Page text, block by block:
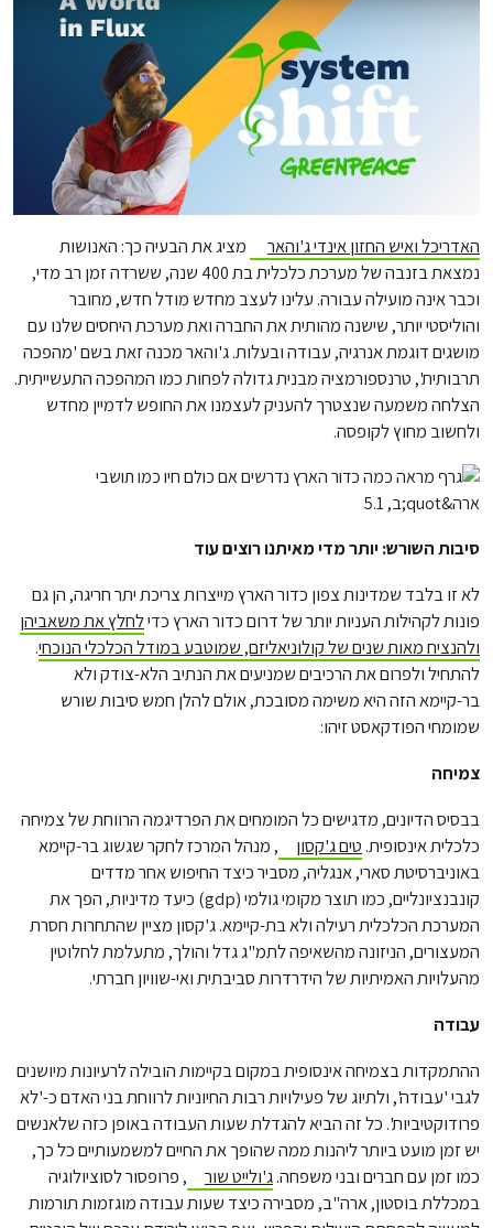
האדריכל ואיש החזון אינדי ג'והאר
מציג את הבעיה כך: האנושות
נמצאת בזנבה של מערכת כלכלית בת 400 שנה, ששרדה זמן רב מדי,
וכבר אינה מועילה עבורה. עלינו לעצב מחדש מודל חדש, מחובר
והוליסטי יותר, שישנה מהותית את החברה ואת מערכת היחסים שלנו עם
מושגים דוגמת אנרגיה, עבודה ובעלות. ג'והאר מכנה זאת בשם 'מהפכה
תרבותית', טרנספורמציה מבנית גדולה לפחות כמו המהפכה התעשייתית.
הצלחה משמעה שנצטרך להעניק לעצמנו את החופש לדמיין מחדש
ולחשוב מחוץ לקופסה.
סיבות השורש: יותר מדי מאיתנו רוצים עוד
לא זו בלבד שמדינות צפון כדור הארץ מייצרות צריכת יתר חריגה, הן גם
פונות לקהילות העניות יותר של דרום כדור הארץ כדילחלץ את משאביהן
ולהנציח מאות שנים של קולוניאליזם, שמוטבע במודל הכלכלי הנוכחי.
להתחיל ולפרום את הרכיבים שמניעים את הנתיב הלא-צודק ולא
בר-קיימא הזה היא משימה מסובכת, אולם להלן חמש סיבות שורש
שמומחי הפודקאסט זיהו:
צמיחה
בבסיס הדיונים, מדגישים כל המומחים את הפרדיגמה הרווחת של צמיחה
כלכלית אינסופית. טים ג'קסון
, מנהל המרכז לחקר שגשוג בר-קיימא
באוניברסיטת סארי, אנגליה, מסביר כיצד החיפוש אחר מדדים
קונבנציונליים, כמו תוצר מקומי גולמי (gdp) כיעד מדיניות, הפך את
המערכת הכלכלית רעילה ולא בת-קיימא. ג'קסון מציין שהתחרות חסרת
המעצורים, הניזונה מהשאיפה לתמ"ג גדל והולך, מתעלמת לחלוטין
מהעלויות האמיתיות של הידרדרות סביבתית ואי-שוויון חברתי.
עבודה
ההתמקדות בצמיחה אינסופית במקום בקיימות הובילה לרעיונות מיושנים
לגבי 'עבודה', ולתיוג של פעילויות רבות החיוניות לרווחת בני האדם כ-'לא
פרודוקטיביות'. כל זה הביא להגדלת שעות העבודה באופן כזה שלאנשים
יש זמן מועט ביותר ליהנות ממה שהופך את החיים למשמעותיים כל כך,
כמו זמן עם חברים ובני משפחה.ג'ולייט שור
, פרופסור לסוציולוגיה
במכללת בוסטון, ארה"ב, מסבירה כיצד שעות עבודה מוגזמות תורמות